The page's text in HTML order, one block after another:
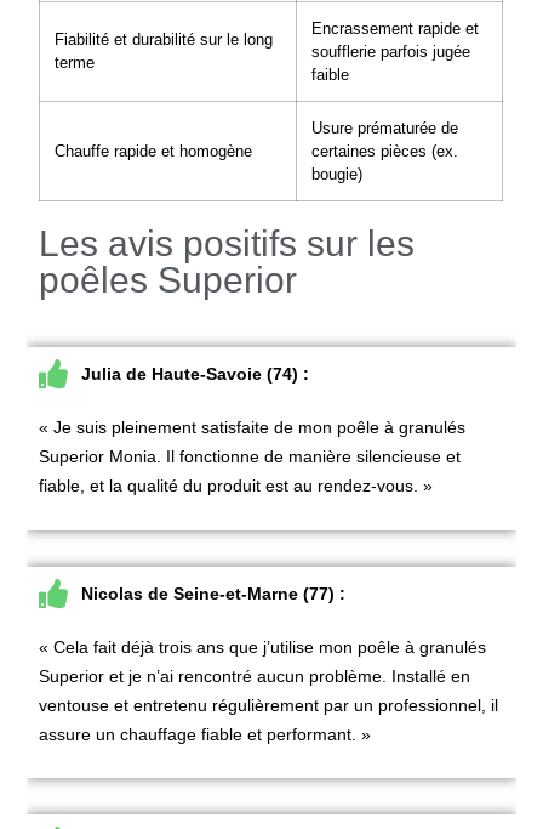
Fiabilité et durabilité sur le long
terme
Encrassement rapide et
soufflerie parfois jugée
faible
Chauffe rapide et homogène
Usure prématurée de
certaines pièces (ex.
bougie)
Les avis positifs sur les
poêles Superior
Julia de Haute-Savoie (74) :
« Je suis pleinement satisfaite de mon poêle à granulés
Superior Monia. Il fonctionne de manière silencieuse et
fiable, et la qualité du produit est au rendez-vous. »
Nicolas de Seine-et-Marne (77) :
« Cela fait déjà trois ans que j’utilise mon poêle à granulés
Superioret je n’ai rencontré aucun problème. Installé en
ventouse et entretenu régulièrement par un professionnel, il
assure un chauffage fiable et performant. »